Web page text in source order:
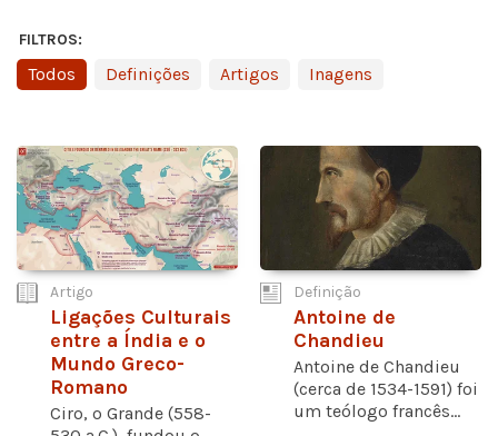
FILTROS:
Todos Definições Artigos Inagens
Artigo
Ligações Culturais
entre a Índia e o
Mundo Greco-
Romano
Ciro, o Grande (558-
Definição
Antoine de
Chandieu
Antoine de Chandieu
(cerca de 1534-1591) foi
um teólogo francês...